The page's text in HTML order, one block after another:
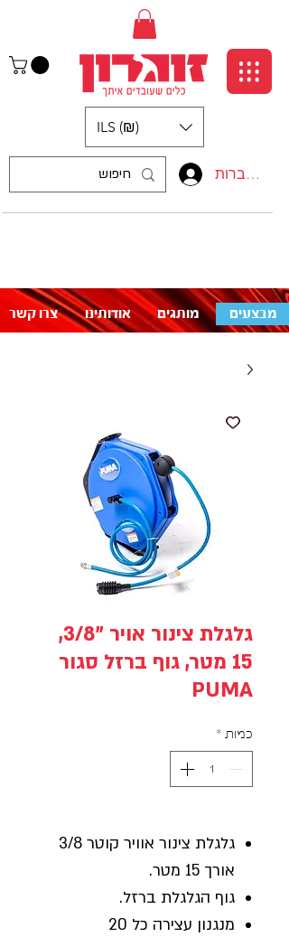
צרו קשר אודותינו מותגים מבצעים
התחברות
ILS (₪)
גלגלת צינור אויר "3/8,
15 מטר, גוף ברזל סגור
PUMA
כמות *
גלגלת צינור אוויר קוטר 3/8
אורך 15 מטר.
גוף הגלגלת ברזל.
מנגנון עצירה כל 20